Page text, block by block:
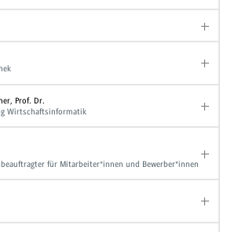
Prof. Dr.
Wirtschaftsinformatik
für Mitarbeiter*innen und Bewerber*innen